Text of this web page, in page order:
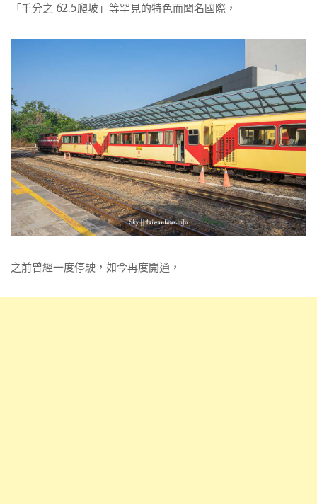
「千分之 62.5爬坡」等罕見的特色而聞名國際，
之前曾經一度停駛，如今再度開通，